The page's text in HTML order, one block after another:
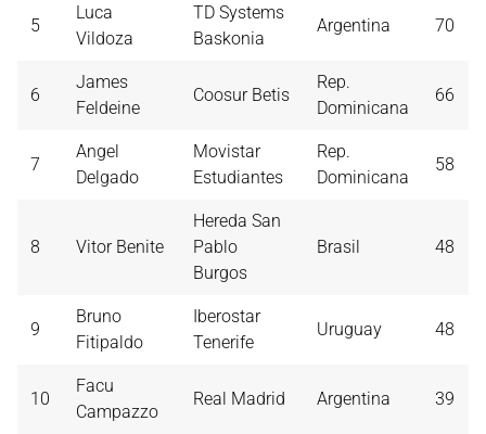
5
Luca
Vildoza
TD Systems
Baskonia
Argentina 70
6
James
Feldeine
Coosur Betis
Rep.
Dominicana
66
7
Angel
Delgado
Movistar
Estudiantes
Rep.
Dominicana
58
8 Vitor Benite
Hereda San
Pablo
Burgos
Brasil 48
9
Bruno
Fitipaldo
Iberostar
Tenerife
Uruguay 48
10
Facu
Campazzo
Real Madrid Argentina 39